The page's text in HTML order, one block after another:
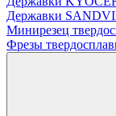
Державки
Минирезец
Фрезы